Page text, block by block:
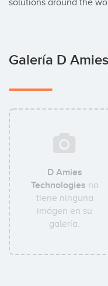
solutions around the
Galería D
D Amies
Technologies no
tiene ninguna
imágen en su
galería.